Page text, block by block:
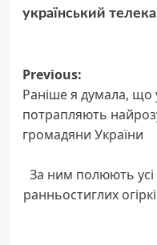
український
Post
navigation
Previous:
Раніше я думала, що
потрапляють
громадяни України
За ним полюють
ранньостиглих